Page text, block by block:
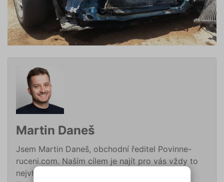
Martin Daneš
Jsem Martin Daneš, obchodní ředitel Povinne-
ruceni.com. Naším cílem je najít pro vás vždy to
nejvhodnější pojištění dle vašich potřeb. Díky